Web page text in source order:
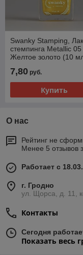
Swanky Stamping,
стемпинга Metallic 05
Желтое золото (10
7,80 руб.
Купить
О нас
Рейтинг не
Менее 5 отзывов
Работает с
г. Гродно
ул. Щорса, д. 11,
Контакты
Сегодня
Показать весь